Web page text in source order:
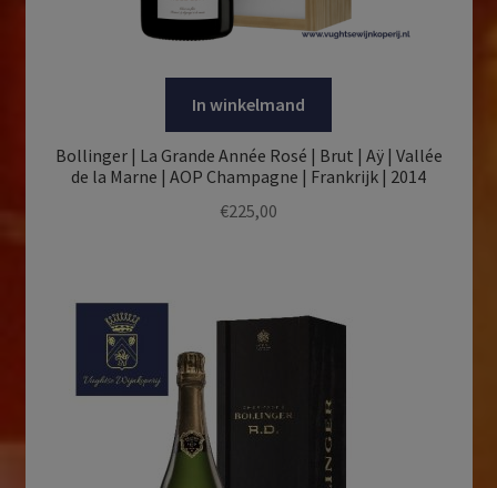
In winkelmand
Bollinger | La Grande Année Rosé | Brut | Aÿ | Vallée
de la Marne | AOP Champagne | Frankrijk | 2014
€225,00